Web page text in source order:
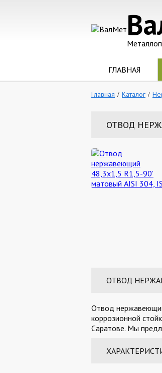
ГЛАВНАЯ
Главная Каталог
ОТВОД
ОТВОД
Отвод
коррозионной
Саратове. Мы